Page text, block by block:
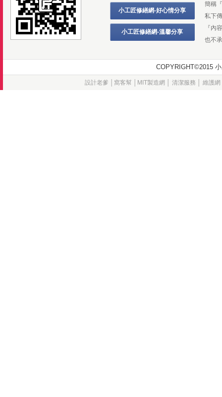
小工匠修繕網-好心情分享
小工匠修繕網-溫馨分享
簡稱
私下
『內
也不
設計老爹 窩客幫│ MIT製造網 清潔服務 維護網